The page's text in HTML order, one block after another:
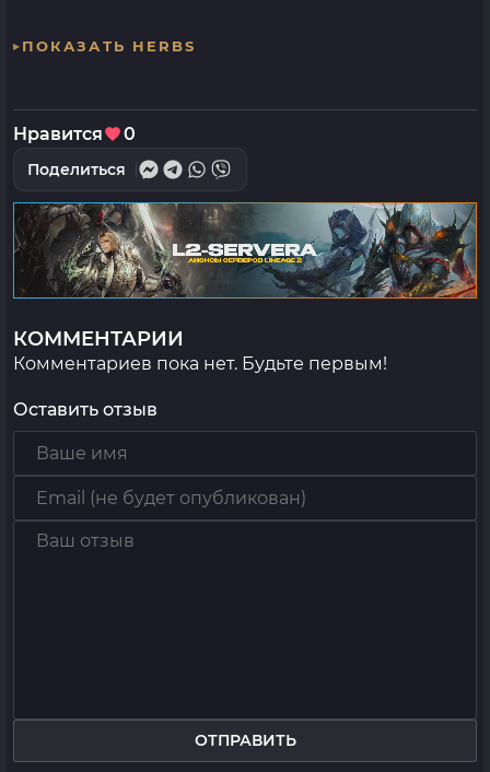
ПОКАЗАТЬ HERBS
Нравится 0
Поделиться
КОММЕНТАРИИ
Комментариев пока нет. Будьте первым!
Оставить отзыв
ОТПРАВИТЬ